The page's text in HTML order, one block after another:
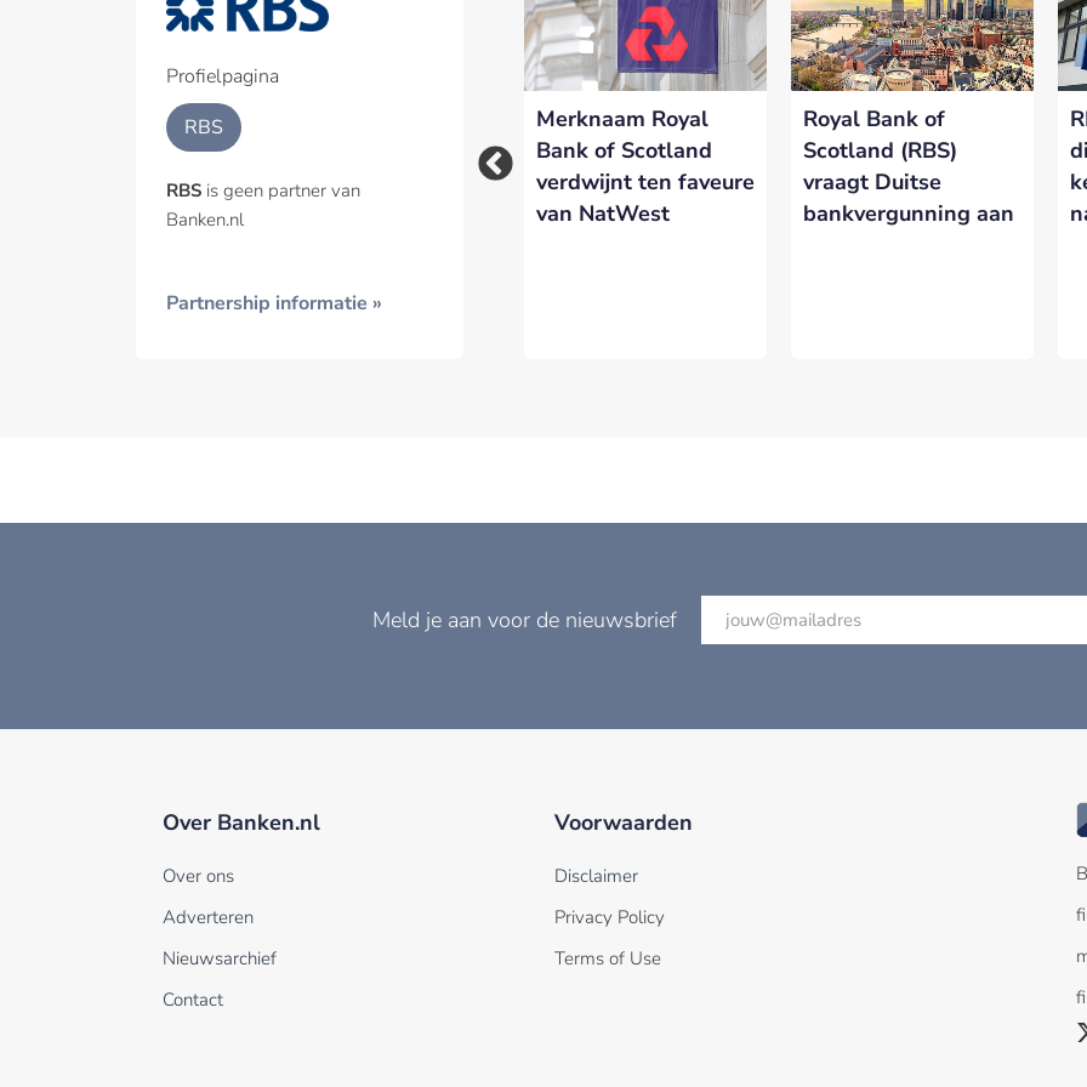
Profielpagina
RBS
RBS is geen partner van
Banken.nl
Partnership informatie »
Een partnership met Banken.nl biedt diverse mogelijkheden om je merk
het platform voor de Nederlandse bankensector.
Geïnteresseerd in meer informatie?
Laat hieronder je gegevens achter.
zonder topman
Merknaam Royal
Bank of Scotland
verdwijnt ten faveure
van NatWest
Royal Bank of
Scotland (RBS)
vraagt Duitse
bankvergunning aan
Meld je aan voor de nieuwsbrief
Over Banken.nl
Over ons
Adverteren
Nieuwsarchief
Contact
Voorwaarden
Disclaimer
Privacy Policy
Terms of Use